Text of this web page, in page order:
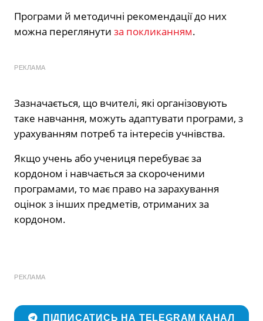
Програми й методичні рекомендації до них
можна переглянути за покликанням.
РЕКЛАМА
Зазначається, що вчителі, які організовують
таке навчання, можуть адаптувати програми, з
урахуванням потреб та інтересів учнівства.
Якщо учень або учениця перебуває за
кордоном і навчається за скороченими
програмами, то має право на зарахування
оцінок з інших предметів, отриманих за
кордоном.
РЕКЛАМА
ПІДПИСАТИСЬ НА TELEGRAM КАНАЛ